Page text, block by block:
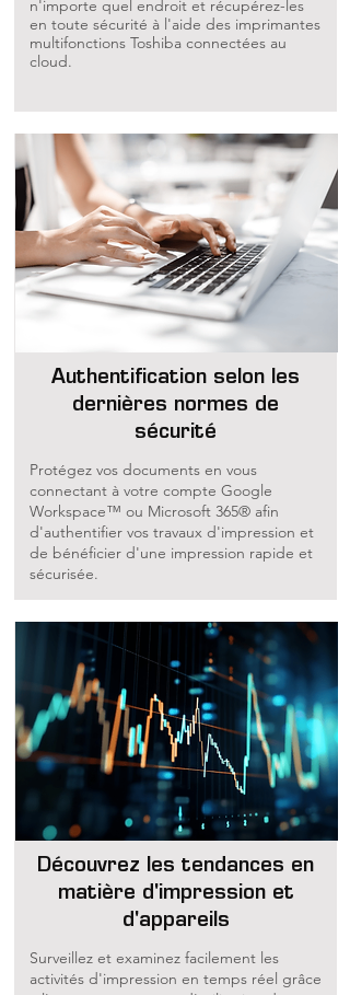
n'importe quel endroit et récupérez-les
en toute sécurité à l'aide des imprimantes
multifonctions Toshiba connectées au
cloud.
Authentification selon les
dernières normes de
sécurité
Protégez vos documents en vous
connectant à votre compte Google
Workspace™ ou Microsoft 365® afin
d'authentifier vos travaux d'impression et
de bénéficier d'une impression rapide et
sécurisée.
Découvrez les tendances en
matière d'impression et
d'appareils
Surveillez et examinez facilement les
activités d'impression en temps réel grâce